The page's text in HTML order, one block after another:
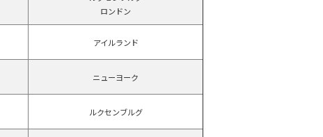
ロンドン
アイルランド
ニューヨーク
ルクセンブルグ